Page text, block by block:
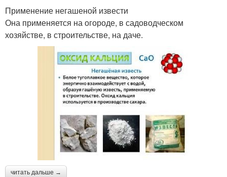
Применение негашеной извести
Она применяется на огороде, в садоводческом
хозяйстве, в строительстве, на даче.
читать дальше →